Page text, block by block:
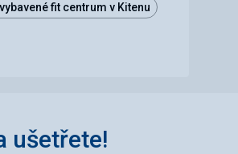
fit centrum v Kitenu
ušetřete!